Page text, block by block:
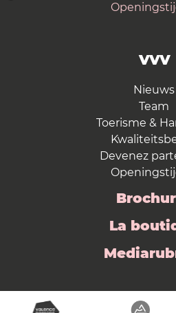
VVV
Nieuws
Team
Toerisme &
Devenez
La